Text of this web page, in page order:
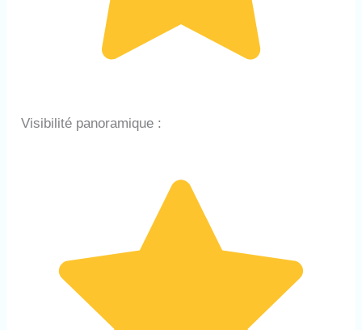
Visibilité panoramique :